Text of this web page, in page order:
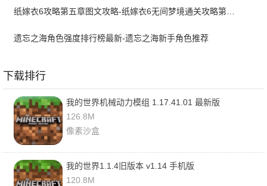
纸嫁衣6攻略第五章图文攻略-纸嫁衣6无间梦境通关攻略第五章
遗忘之海角色强度排行榜最新-遗忘之海新手角色推荐
下载排行
我的世界机械动力模组 1.17.41.01 最新版
126.8M
像素沙盒
我的世界1.1.4旧版本 v1.14 手机版
120.8M